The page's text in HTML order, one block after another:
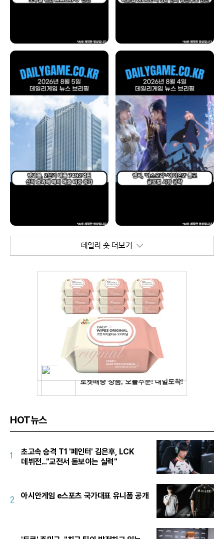
데일리 숏 더보기
HOT뉴스
1
초고속 승격 T1 '페인터' 김은후, LCK
데뷔전..."교전서 돋보이는 실력"
2 아시안게임 e스포츠 국가대표 유니폼 공개